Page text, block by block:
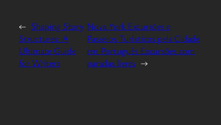
← Shaping Story
Structures: A
Ultimate Guide
for Writers
Nova York Excursões e
Passeios Turísticos pela Cidade
em Português Excursões com
paradas livres →